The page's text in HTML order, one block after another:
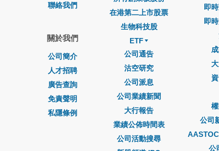
聯絡我們
關於我們
公司簡介
人才招聘
廣告查詢
免責聲明
私隱條例
在港第二上市股票
生物科技股
ETF
公司通告
沽空研究
公司派息
公司業績新聞
大行報告
業績公佈時間表
公司活動搜尋
即
即
公司
公